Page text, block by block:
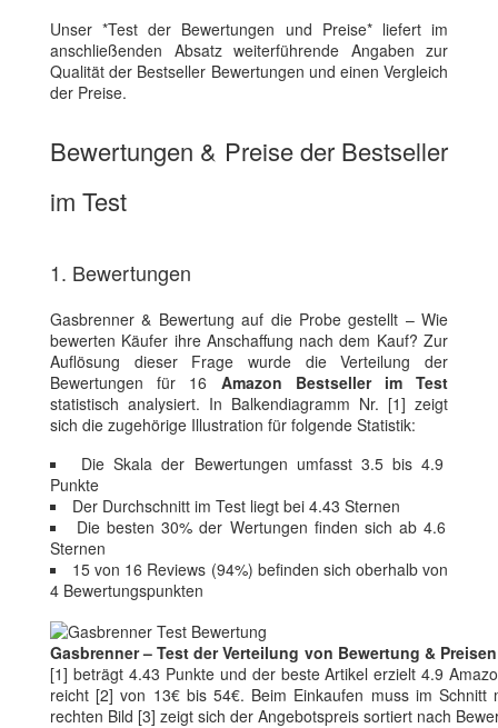
Unser *Test der Bewertungen und Preise* liefert im
anschließenden Absatz weiterführende Angaben zur
Qualität der Bestseller Bewertungen und einen Vergleich
der Preise.
Bewertungen & Preise der Bestseller
im Test
1. Bewertungen
Gasbrenner & Bewertung auf die Probe gestellt – Wie
bewerten Käufer ihre Anschaffung nach dem Kauf? Zur
Auflösung dieser Frage wurde die Verteilung der
Bewertungen für 16 Amazon Bestseller im Test
statistisch analysiert. In Balkendiagramm Nr. [1] zeigt
sich die zugehörige Illustration für folgende Statistik:
Die Skala der Bewertungen umfasst 3.5 bis 4.9
Punkte
Der Durchschnitt im Test liegt bei 4.43 Sternen
Die besten 30% der Wertungen finden sich ab 4.6
Sternen
15 von 16 Reviews (94%) befinden sich oberhalb von
4 Bewertungspunkten
Gasbrenner – Test der Verteilung von Bewertung &
[1] beträgt 4.43 Punkte und der beste Artikel erzielt 4.9
reicht [2] von 13€ bis 54€. Beim Einkaufen muss im Schnitt
rechten Bild [3] zeigt sich der Angebotspreis sortiert nach